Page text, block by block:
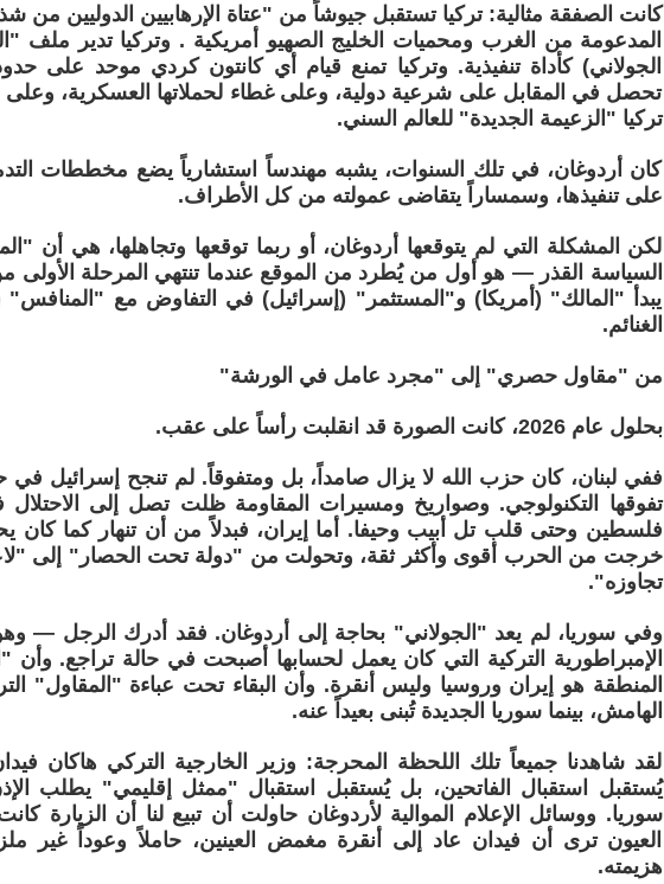
كانت الصفقة مثالية: تركيا تستقبل جيوشاً من "عتاة الإرهابيين الدوليين من
المدعومة من الغرب ومحميات الخليج الصهيو أمريكية . وتركيا تدير ملف
الجولاني) كأداة تنفيذية. وتركيا تمنع قيام أي كانتون كردي موحد على
تحصل في المقابل على شرعية دولية، وعلى غطاء لحملاتها العسكرية،
تركيا "الزعيمة الجديدة" للعالم السني.
كان أردوغان، في تلك السنوات، يشبه مهندساً استشارياً يضع مخططات
على تنفيذها، وسمساراً يتقاضى عمولته من كل الأطراف.
لكن المشكلة التي لم يتوقعها أردوغان، أو ربما توقعها وتجاهلها، هي أن
السياسة القذر — هو أول من يُطرد من الموقع عندما تنتهي المرحلة الأولى
يبدأ "المالك" (أمريكا) و"المستثمر" (إسرائيل) في التفاوض مع
الغنائم.
من "مقاول حصري" إلى "مجرد عامل في الورشة"
بحلول عام 2026، كانت الصورة قد انقلبت رأساً على عقب.
ففي لبنان، كان حزب الله لا يزال صامداً، بل ومتفوقاً. لم تنجح إسرائيل في
تفوقها التكنولوجي. وصواريخ ومسيرات المقاومة ظلت تصل إلى
فلسطين وحتى قلب تل أبيب وحيفا. أما إيران، فبدلاً من أن تنهار كما كان
خرجت من الحرب أقوى وأكثر ثقة، وتحولت من "دولة تحت الحصار" إلى
تجاوزه".
وفي سوريا، لم يعد "الجولاني" بحاجة إلى أردوغان. فقد أدرك الرجل —
الإمبراطورية التركية التي كان يعمل لحسابها أصبحت في حالة تراجع. وأن
المنطقة هو إيران وروسيا وليس أنقرة. وأن البقاء تحت عباءة "المقاول"
الهامش، بينما سوريا الجديدة تُبنى بعيداً عنه.
لقد شاهدنا جميعاً تلك اللحظة المحرجة: وزير الخارجية التركي هاكان
يُستقبل استقبال الفاتحين، بل يُستقبل استقبال "ممثل إقليمي" يطلب
سوريا. ووسائل الإعلام الموالية لأردوغان حاولت أن تبيع لنا أن الزيارة
العيون ترى أن فيدان عاد إلى أنقرة مغمض العينين، حاملاً وعوداً غير
هزيمته.